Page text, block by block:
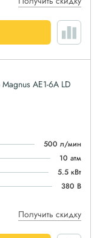
АЕ1-6A LD
500 л/мин
10 атм
5.5 кВт
380 В
Получить скидку